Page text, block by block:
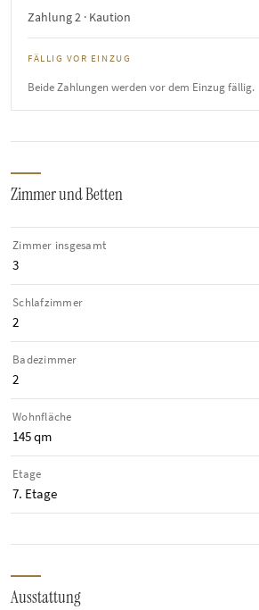
Zahlung 2 · Kaution
FÄLLIG VOR EINZUG
Beide Zahlungen werden vor dem Einzug fällig.
Zimmer und Betten
Zimmer insgesamt
3
Schlafzimmer
2
Badezimmer
2
Wohnfläche
145 qm
Etage
7. Etage
Ausstattung